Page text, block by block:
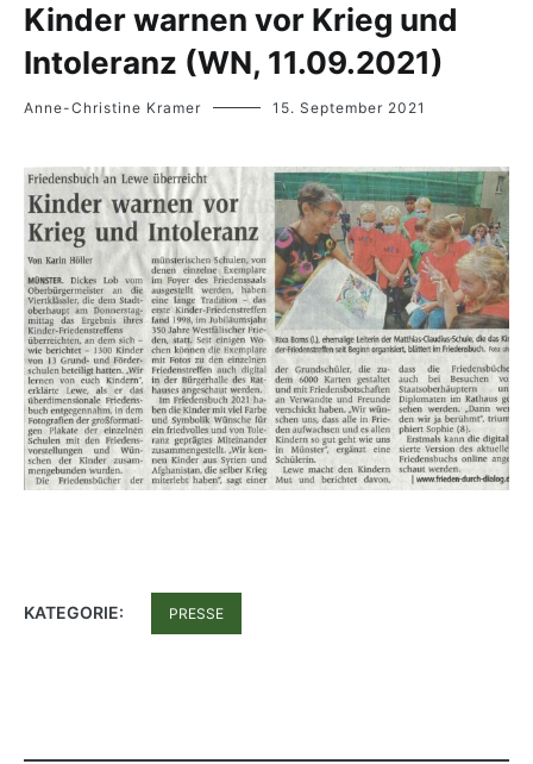
Kinder warnen vor Krieg und
Intoleranz (WN, 11.09.2021)
Anne-Christine Kramer 15. September 2021
KATEGORIE: PRESSE